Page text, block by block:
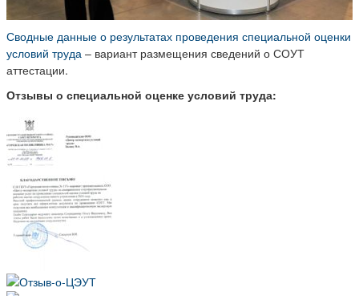
Сводные данные о результатах проведения специальной оценки
условий труда – вариант размещения сведений о СОУТ
аттестации.
Отзывы о специальной оценке условий труда: